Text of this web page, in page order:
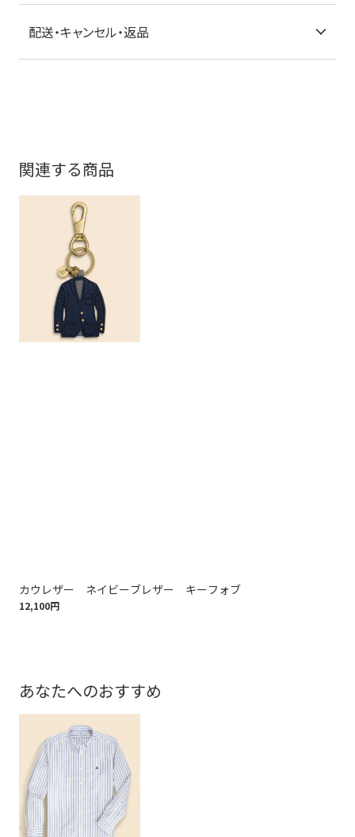
配送・キャンセル・返品
関連する商品
カウレザー ネイビーブレザー キーフォブ
12,100円
あなたへのおすすめ